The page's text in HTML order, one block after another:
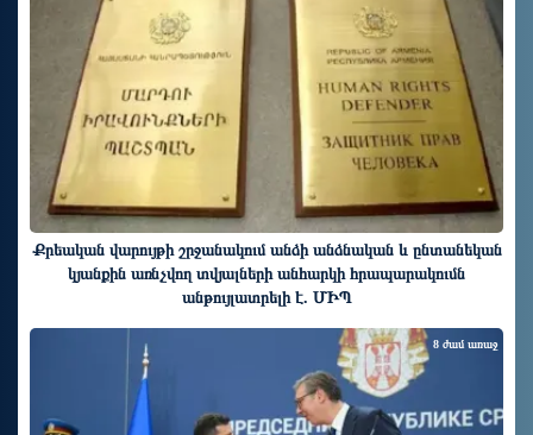
Քրեական վարույթի շրջանակում անձի անձնական և ընտանեկան
կյանքին առնչվող տվյալների անհարկի հրապարակումն
անթույլատրելի է. ՄԻՊ
8 ժամ առաջ